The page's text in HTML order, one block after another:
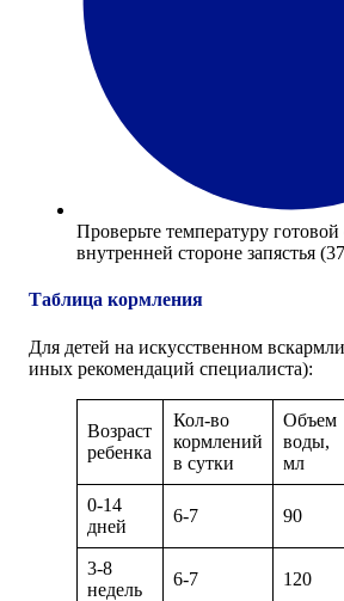
Проверьте температуру
внутренней стороне запястья
Таблица кормления
Для детей на искусственном
иных рекомендаций специалиста):
Возраст
ребенка
Кол-во
кормлений
в сутки
Объем
воды,
мл
0-14
дней
6-7 90
3-8
недель
6-7 120